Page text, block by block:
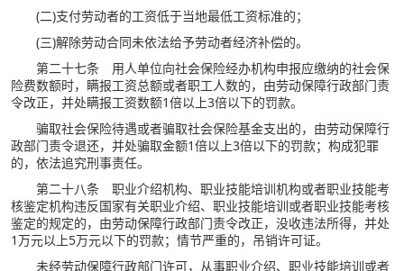
(二)支付劳动者的工资低于当地最低工资标准的；
(三)解除劳动合同未依法给予劳动者经济补偿的。
第二十七条 用人单位向社会保险经办机构申报应缴纳的社会保
险费数额时，瞒报工资总额或者职工人数的，由劳动保障行政部门责
令改正，并处瞒报工资数额1倍以上3倍以下的罚款。
骗取社会保险待遇或者骗取社会保险基金支出的，由劳动保障行
政部门责令退还，并处骗取金额1倍以上3倍以下的罚款；构成犯罪
的，依法追究刑事责任。
第二十八条 职业介绍机构、职业技能培训机构或者职业技能考
核鉴定机构违反国家有关职业介绍、职业技能培训或者职业技能考核
鉴定的规定的，由劳动保障行政部门责令改正，没收违法所得，并处
1万元以上5万元以下的罚款；情节严重的，吊销许可证。
未经劳动保障行政部门许可，从事职业介绍、职业技能培训或者